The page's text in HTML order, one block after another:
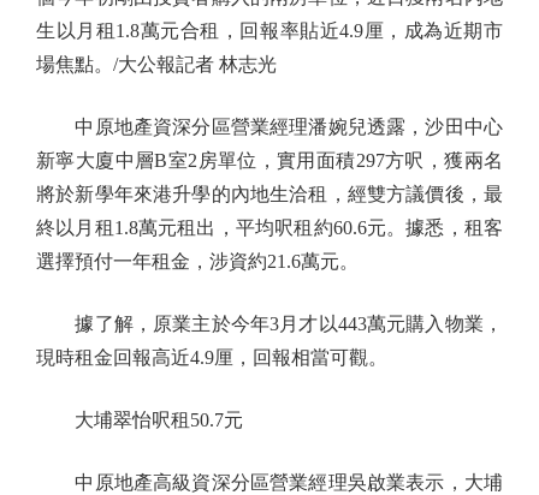
生以月租1.8萬元合租，回報率貼近4.9厘，成為近期市
場焦點。/大公報記者 林志光
中原地產資深分區營業經理潘婉兒透露，沙田中心
新寧大廈中層B室2房單位，實用面積297方呎，獲兩名
將於新學年來港升學的內地生洽租，經雙方議價後，最
終以月租1.8萬元租出，平均呎租約60.6元。據悉，租客
選擇預付一年租金，涉資約21.6萬元。
據了解，原業主於今年3月才以443萬元購入物業，
現時租金回報高近4.9厘，回報相當可觀。
大埔翠怡呎租50.7元
中原地產高級資深分區營業經理吳啟業表示，大埔